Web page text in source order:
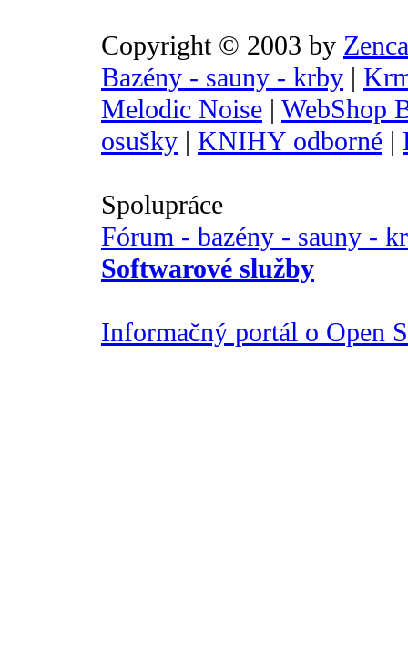
Copyright © 2003 by
Bazény - sauny - krby |
Melodic Noise | WebShop
osušky | KNIHY odborné |
Spolupráce
Fórum - bazény - sauny -
Softwarové služby
Informačný portál o Open